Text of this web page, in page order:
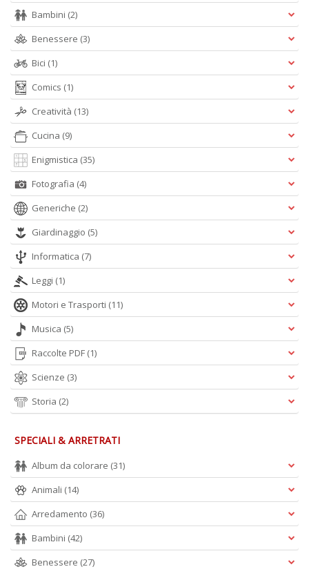
Bambini (2)
Benessere (3)
Bici (1)
Comics (1)
Creatività (13)
Cucina (9)
Enigmistica (35)
Fotografia (4)
Generiche (2)
Giardinaggio (5)
Informatica (7)
Leggi (1)
Motori e Trasporti (11)
Musica (5)
Raccolte PDF (1)
Scienze (3)
Storia (2)
SPECIALI & ARRETRATI
Album da colorare (31)
Animali (14)
Arredamento (36)
Bambini (42)
Benessere (27)